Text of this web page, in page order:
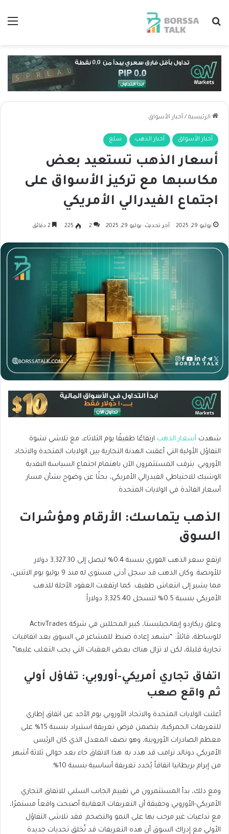
بحث عن
الرئيسية / أخبار الأسواق
أخبار الأسواق أخبار الذهب سلع
أسعار الذهب تستعيد بعض
مكاسبها مع تركيز الأسواق على
اجتماع الفيدرالي الأمريكي
يوليو 29, 2025 آخر تحديث: يوليو 29, 2025 2
225
شهدت أسعار الذهب ارتفاعًا طفيفًا يوم الثلاثاء، مع تلاشي نشوة
التفاؤل الأولية التي أعقبت الهدنة التجارية بين الولايات المتحدة والاتحاد
الأوروبي. يترقب المستثمرون الآن باهتمام اجتماع السياسة النقدية
الوشيك للاحتياطي الفيدرالي الأمريكي، بحثًا عن وضوح بشأن مسار
أسعار الفائدة في الولايات المتحدة.
الذهب يتماسك: الأرقام ومؤشرات
السوق
ارتفع سعر الذهب الفوري بنسبة 0.4% ليصل إلى 3,327.30 دولار
للأونصة. وكان الذهب قد سجل أدنى مستوى له منذ 9 يوليو يوم الاثنين،
مما يشير إلى انتعاش طفيف. كما ارتفعت العقود الآجلة للذهب
الأمريكي بنسبة 0.5% لتسجل 3,325.40 دولاراً.
وعلق ريكاردو إيفانجيليستا، كبير المحللين في شركة ActivTrades
للوساطة، قائلاً: “نشهد إعادة ضبط للمشاعر في السوق بعد اتفاقيات
تجارية قليلة، لكن لا تزال هناك بعض العقبات التي يجب التغلب عليها”.
اتفاق تجاري أمريكي-أوروبي: تفاؤل أولي
ثم واقع صعب
أعلنت الولايات المتحدة والاتحاد الأوروبي يوم الأحد عن اتفاق إطاري
للتعريفات الجمركية، يتضمن فرض تعريفة استيراد بنسبة 15% على
معظم الصادرات الأوروبية، وهو نصف المعدل الذي كان الرئيس
الأمريكي دونالد ترامب قد هدد به. هذا الاتفاق جاء بعد حوالي ثلاثة أشهر
من إبرام بريطانيا اتفاقاً يُحدد تعريفة أساسية بنسبة 10%.
ومع ذلك، بدأ المستثمرون في تقييم الجانب السلبي للاتفاق التجاري
الأمريكي-الأوروبي وحقيقة أن التعريفات العقابية أصبحت واقعاً مستمرًا،
مع تداعيات غير مرحب بها على النمو والتضخم. فقد تلاشى التفاؤل
الأولي مع إدراك السوق أن هذه التعريفات قد تُخلق تحديات جديدة